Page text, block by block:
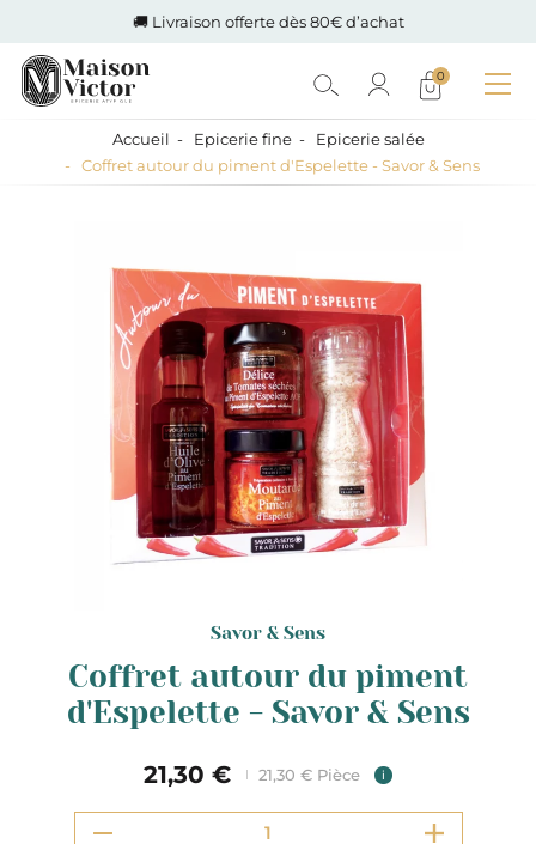
🚚 Livraison offerte dès 80€ d’achat
0
Accueil Epicerie fine
Epicerie salée
Coffret autour du piment d'Espelette - Savor & Sens
Savor & Sens
Coffret autour du piment
d'Espelette - Savor & Sens
21,30 € 21,30 € Pièce i